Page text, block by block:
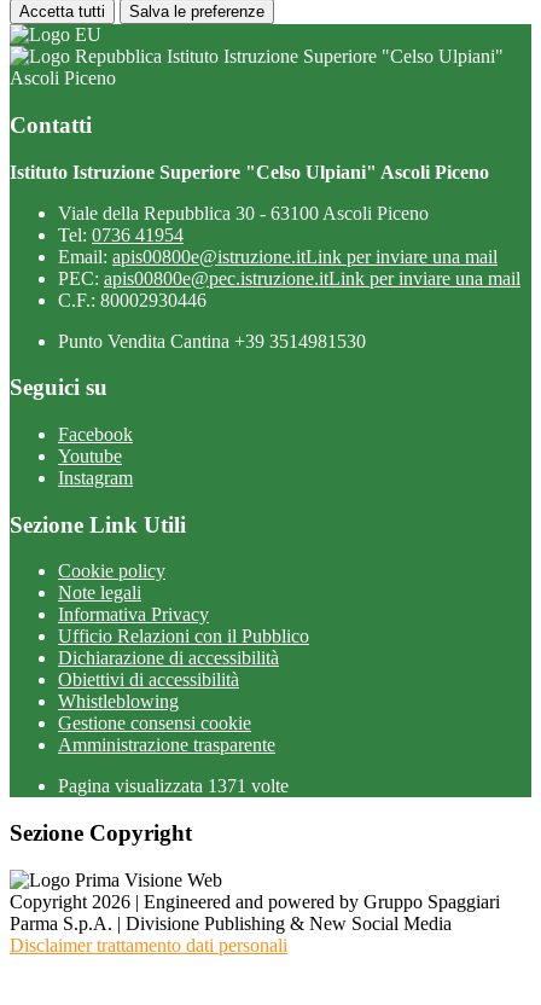
Accetta tutti Salva le preferenze
Istituto Istruzione Superiore "Celso Ulpiani"
Ascoli Piceno
Contatti
Istituto Istruzione Superiore "Celso Ulpiani" Ascoli Piceno
Viale della Repubblica 30 - 63100 Ascoli Piceno
Tel: 0736 41954
Email: apis00800e@istruzione.itLink per inviare una mail
PEC: apis00800e@pec.istruzione.itLink per inviare una mail
C.F.: 80002930446
Punto Vendita Cantina +39 3514981530
Seguici su
Facebook
Youtube
Instagram
Sezione Link Utili
Cookie policy
Note legali
Informativa Privacy
Ufficio Relazioni con il Pubblico
Dichiarazione di accessibilità
Obiettivi di accessibilità
Whistleblowing
Gestione consensi cookie
Amministrazione trasparente
Pagina visualizzata 1371 volte
Sezione Copyright
Copyright 2026 | Engineered and powered by Gruppo Spaggiari
Parma S.p.A. | Divisione Publishing & New Social Media
Disclaimer trattamento dati personali